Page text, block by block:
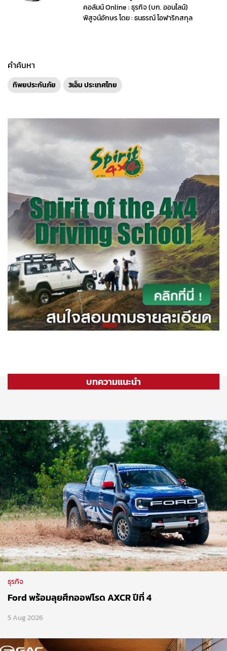
คอลัมน์ Online : ธุรกิจ (บก. ออนไลน์)
พิสูจน์อักษร โดย : ธนธรณ์ โอฬาริกสกุล
คำค้นหา
ทิพยประกันภัย 3เอ็ม ประเทศไทย
บทความแนะนำ
ธุรกิจ
Ford พร้อมลุยศึกออฟโรด AXCR ปีที่ 4
5 Aug 2026